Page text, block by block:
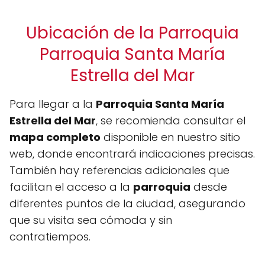
Ubicación de la Parroquia
Parroquia Santa María
Estrella del Mar
Para llegar a la Parroquia Santa María
Estrella del Mar, se recomienda consultar el
mapa completo disponible en nuestro sitio
web, donde encontrará indicaciones precisas.
También hay referencias adicionales que
facilitan el acceso a la parroquia desde
diferentes puntos de la ciudad, asegurando
que su visita sea cómoda y sin
contratiempos.